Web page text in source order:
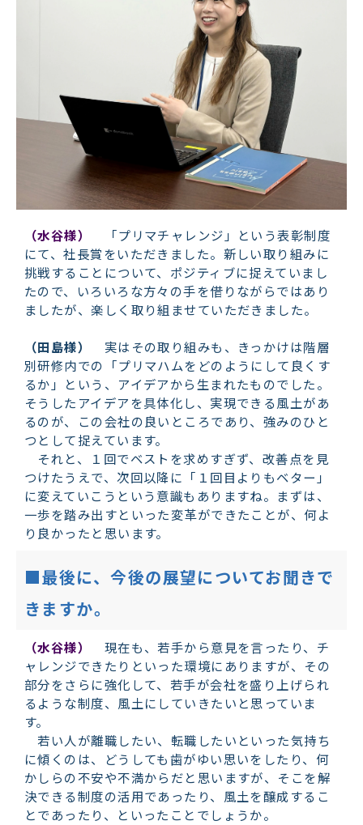
（水谷様）
「プリマチャレンジ」という表彰制度
にて、社長賞をいただきました。新しい取り組みに
挑戦することについて、ポジティブに捉えていまし
たので、いろいろな方々の手を借りながらではあり
ましたが、楽しく取り組ませていただきました。
（田島様）
実はその取り組みも、きっかけは階層
別研修内での「プリマハムをどのようにして良くす
るか」という、アイデアから生まれたものでした。
そうしたアイデアを具体化し、実現できる風土があ
るのが、この会社の良いところであり、強みのひと
つとして捉えています。
それと、１回でベストを求めすぎず、改善点を見
つけたうえで、次回以降に「１回目よりもベター」
に変えていこうという意識もありますね。まずは、
一歩を踏み出すといった変革ができたことが、何よ
り良かったと思います。
■最後に、今後の展望についてお聞きで
きますか。
（水谷様）
現在も、若手から意見を言ったり、チ
ャレンジできたりといった環境にありますが、その
部分をさらに強化して、若手が会社を盛り上げられ
るような制度、風土にしていきたいと思っていま
す。
若い人が離職したい、転職したいといった気持ち
に傾くのは、どうしても歯がゆい思いをしたり、何
かしらの不安や不満からだと思いますが、そこを解
決できる制度の活用であったり、風土を醸成するこ
とであったり、といったことでしょうか。